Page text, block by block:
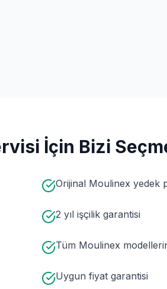
İçin Bizi
Orijinal Moulinex yedek
2 yıl işçilik garantisi
Tüm Moulinex
Uygun fiyat garantisi